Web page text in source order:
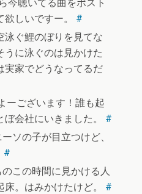
今聴いてる曲をポスト
欲しいですー。 #
泳ぐ鯉のぼりを見てな
うに泳ぐのは見かけた
実家でどうなってるだ
ーございます！誰も起
会社にいきました。 #
ソの子が目立つけど、
#
この時間に見かける人
。はみかけたけど。 #